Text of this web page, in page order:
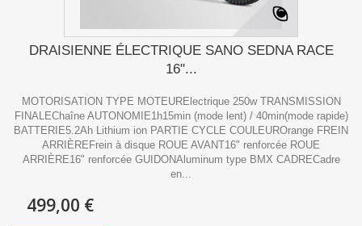
DRAISIENNE ÉLECTRIQUE SANO SEDNA RACE
16"...
MOTORISATION TYPE MOTEURElectrique 250w TRANSMISSION
FINALEChaîne AUTONOMIE1h15min (mode lent) / 40min(mode rapide)
BATTERIE5.2Ah Lithium ion PARTIE CYCLE COULEUROrange FREIN
ARRIÈREFrein à disque ROUE AVANT16" renforcée ROUE
ARRIÈRE16" renforcée GUIDONAluminum type BMX CADRECadre
en...
499,00 €